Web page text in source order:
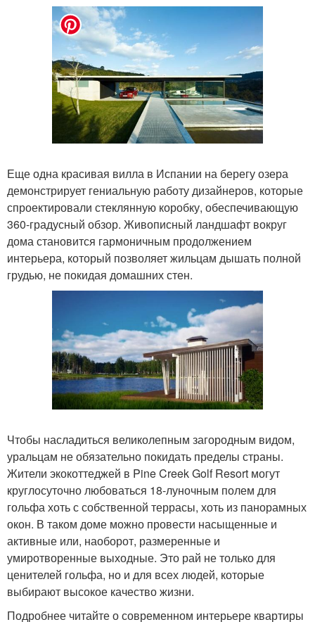
Еще одна красивая вилла в Испании на берегу озера
демонстрирует гениальную работу дизайнеров, которые
спроектировали стеклянную коробку, обеспечивающую
360-градусный обзор. Живописный ландшафт вокруг
дома становится гармоничным продолжением
интерьера, который позволяет жильцам дышать полной
грудью, не покидая домашних стен.
Чтобы насладиться великолепным загородным видом,
уральцам не обязательно покидать пределы страны.
Жители экокоттеджей в Pine Creek Golf Resort могут
круглосуточно любоваться 18-луночным полем для
гольфа хоть с собственной террасы, хоть из панорамных
окон. В таком доме можно провести насыщенные и
активные или, наоборот, размеренные и
умиротворенные выходные. Это рай не только для
ценителей гольфа, но и для всех людей, которые
выбирают высокое качество жизни.
Подробнее читайте о современном интерьере квартиры